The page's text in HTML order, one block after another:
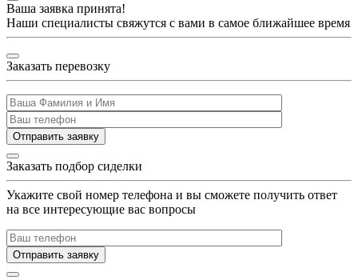
Ваша заявка принята!
Наши специалисты свяжутся с вами в самое ближайшее время
Заказать перевозку
Отправить заявку
Заказать подбор сиделки
Укажите свой номер телефона и вы сможете получить ответ
на все интересующие вас вопросы
Отправить заявку